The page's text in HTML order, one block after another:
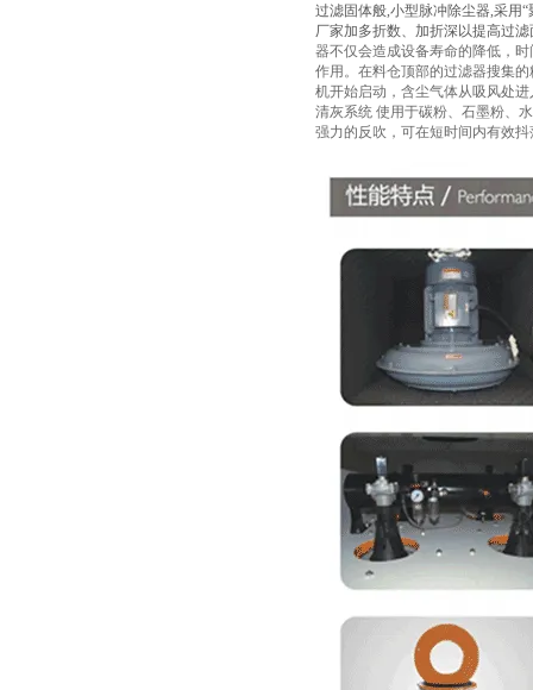
过滤固体般,小型脉冲除尘器,采用
厂家加多折数、加折深以提高过滤
器不仅会造成设备寿命的降低，
作用。在料仓顶部的过滤器搜集
机开始启动，含尘气体从吸风处
清灰系统 使用于碳粉、石墨粉、
强力的反吹，可在短时间内有效